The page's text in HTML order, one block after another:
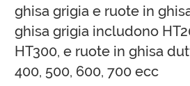
ghisa grigia e ruote in
ghisa grigia includono
HT300, e ruote in ghisa
400, 500, 600, 700 ecc